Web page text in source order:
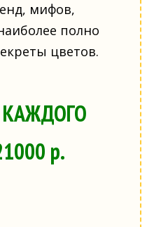
мифов,
полно
цветов.
р.